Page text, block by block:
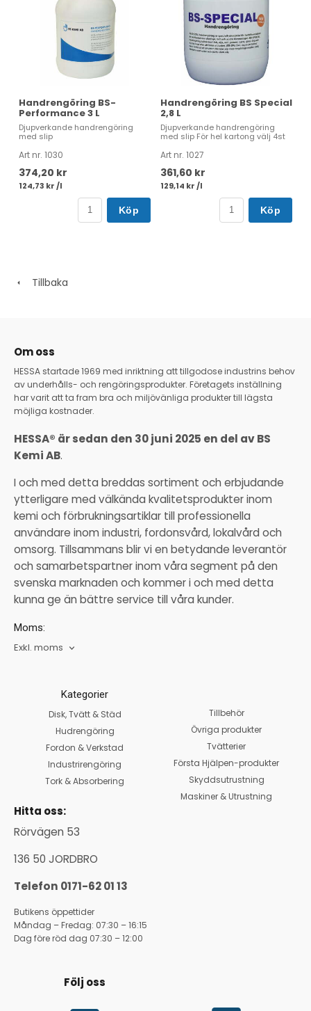
Handrengöring BS-
Performance 3 L
Djupverkande handrengöring
med slip
Art nr. 1030
374,20 kr
124,73 kr /l
Köp
Handrengöring BS Special
2,8 L
Djupverkande handrengöring
med slip För hel kartong välj 4st
Art nr. 1027
361,60 kr
129,14 kr /l
Köp
Tillbaka
Om oss
HESSA startade 1969 med inriktning att tillgodose industrins behov
av underhålls- och rengöringsprodukter. Företagets inställning
har varit att ta fram bra och miljövänliga produkter till lägsta
möjliga kostnader.
HESSA® är sedan den 30 juni 2025 en del av BS
Kemi AB.
I och med detta breddas sortiment och erbjudande
ytterligare med välkända kvalitetsprodukter inom
kemi och förbrukningsartiklar till professionella
användare inom industri, fordonsvård, lokalvård och
omsorg. Tillsammans blir vi en betydande leverantör
och samarbetspartner inom våra segment på den
svenska marknaden och kommer i och med detta
kunna ge än bättre service till våra kunder.
Moms:
Exkl. moms
Kategorier
Disk, Tvätt & Städ
Hudrengöring
Fordon & Verkstad
Industrirengöring
Tork & Absorbering
Hitta oss:
Rörvägen 53
136 50 JORDBRO
Telefon 0171-62 01 13
Butikens öppettider
Måndag – Fredag: 07:30 – 16:15
Dag före röd dag 07:30 – 12:00
Tillbehör
Övriga produkter
Tvätterier
Första Hjälpen-produkter
Skyddsutrustning
Maskiner & Utrustning
Följ oss